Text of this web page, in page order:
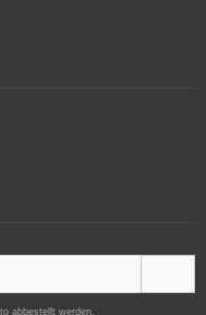
abbestellt werden.